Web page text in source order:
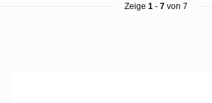
Zeige 1- 7von 7